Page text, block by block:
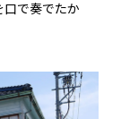
口で奏でたか